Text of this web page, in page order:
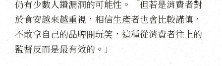
仍有少數人鑽漏洞的可能性。「但若是消費者對
於食安越來越重視，相信生產者也會比較謹慎，
不敢拿自己的品牌開玩笑，這種從消費者往上的
監督反而是最有效的。」